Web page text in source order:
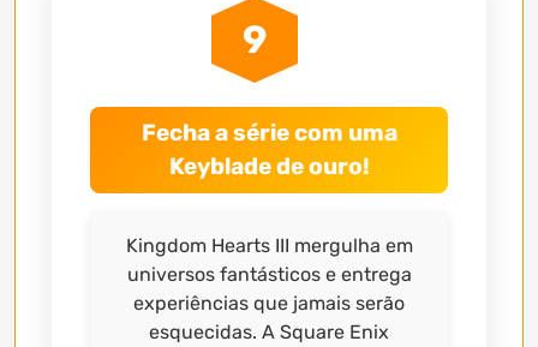
9
Fecha a série com uma
Keyblade de ouro!
Kingdom Hearts III mergulha em
universos fantásticos e entrega
experiências que jamais serão
esquecidas. A Square Enix